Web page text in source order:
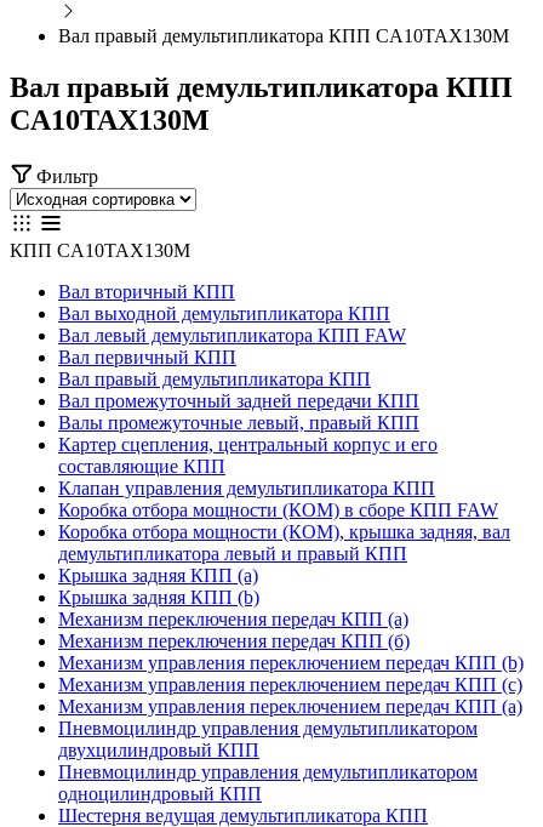
Вал правый демультипликатора КПП CA10TAX130M
Вал правый демультипликатора КПП
CA10TAX130M
Фильтр
КПП CA10TAX130M
Вал вторичный КПП
Вал выходной демультипликатора КПП
Вал левый демультипликатора КПП FAW
Вал первичный КПП
Вал правый демультипликатора КПП
Вал промежуточный задней передачи КПП
Валы промежуточные левый, правый КПП
Картер сцепления, центральный корпус и его
составляющие КПП
Клапан управления демультипликатора КПП
Коробка отбора мощности (КОМ) в сборе КПП FAW
Коробка отбора мощности (КОМ), крышка задняя, вал
демультипликатора левый и правый КПП
Крышка задняя КПП (a)
Крышка задняя КПП (b)
Механизм переключения передач КПП (а)
Механизм переключения передач КПП (б)
Механизм управления переключением передач КПП (b)
Механизм управления переключением передач КПП (c)
Механизм управления переключением передач КПП (а)
Пневмоцилиндр управления демультипликатором
двухцилиндровый КПП
Пневмоцилиндр управления демультипликатором
одноцилиндровый КПП
Шестерня ведущая демультипликатора КПП